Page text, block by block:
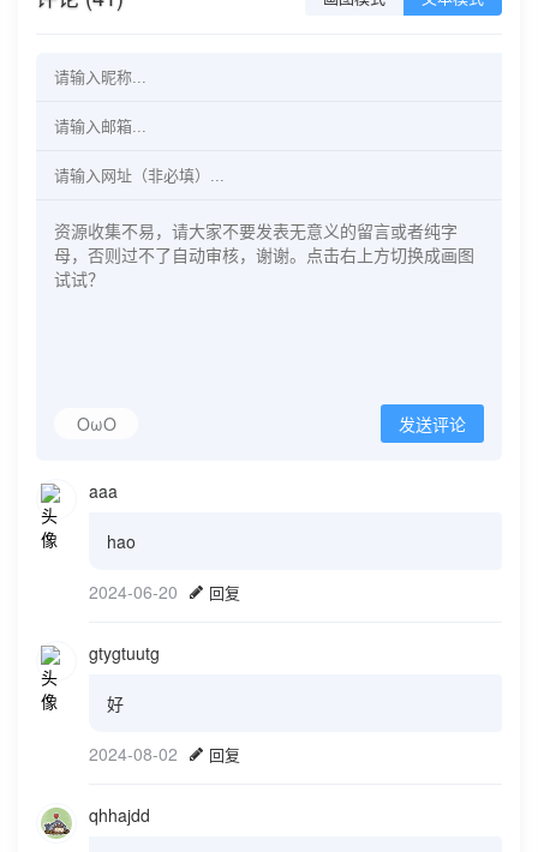
OωO 发送评论
aaa
hao
2024-06-20 回复
gtygtuutg
好
2024-08-02 回复
qhhajdd